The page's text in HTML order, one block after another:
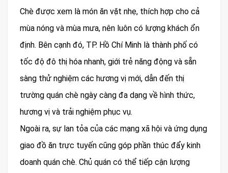
Chè được xem là món ăn vặt nhẹ, thích hợp cho cả
mùa nóng và mùa mưa, nên luôn có lượng khách ổn
định. Bên cạnh đó, TP. Hồ Chí Minh là thành phố có
tốc độ đô thị hóa nhanh, giới trẻ năng động và sẵn
sàng thử nghiệm các hương vị mới, dẫn đến thị
trường quán chè ngày càng đa dạng về hình thức,
hương vị và trải nghiệm phục vụ.
Ngoài ra, sự lan tỏa của các mạng xã hội và ứng dụng
giao đồ ăn trực tuyến cũng góp phần thúc đẩy kinh
doanh quán chè. Chủ quán có thể tiếp cận lượng